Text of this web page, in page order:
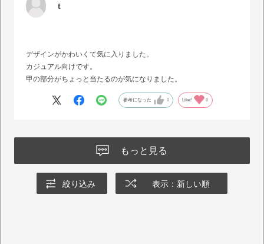
t
デザインがかわいくて気に入りました。
カジュアル向けです。
甲の部分がちょっと当たるのが気になりました。
参考になった 0 Like! 0
もっと見る
絞り込み 表示：新しい順